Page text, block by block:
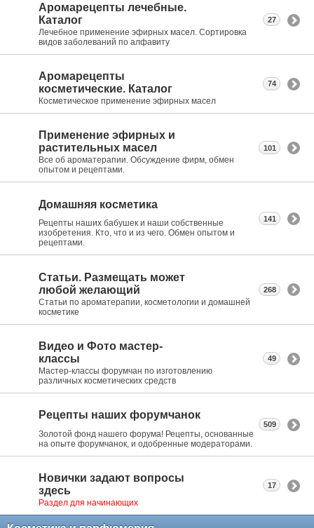
Аромарецепты лечебные.
Каталог
Лечебное применение эфирных масел. Сортировка
видов заболеваний по алфавиту
27
Аромарецепты
косметические. Каталог
Косметическое применение эфирных масел
74
Применение эфирных и
растительных масел
Все об ароматерапии. Обсуждение фирм, обмен
опытом и рецептами.
101
Домашняя косметика
Рецепты наших бабушек и наши собственные
изобретения. Кто, что и из чего. Обмен опытом и
рецептами.
141
Статьи. Размещать может
любой желающий
Статьи по ароматерапии, косметологии и домашней
косметике
268
Видео и Фото мастер-
классы
Мастер-классы форумчан по изготовлению
различных косметических средств
49
Рецепты наших форумчанок
Золотой фонд нашего форума! Рецепты, основанные
на опыте форумчанок, и одобренные модераторами.
509
Новички задают вопросы
здесь
Раздел для начинающих
17